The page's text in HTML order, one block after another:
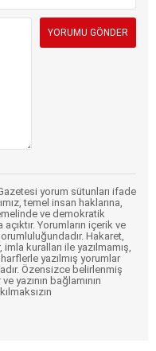
yorum sütunları ifade
temel insan haklarına,
ve demokratik
Yorumların içerik ve
Hakaret,
kuralları ile yazılmamış,
yazılmış yorumlar
Özensizce belirlenmiş
yazının bağlamının